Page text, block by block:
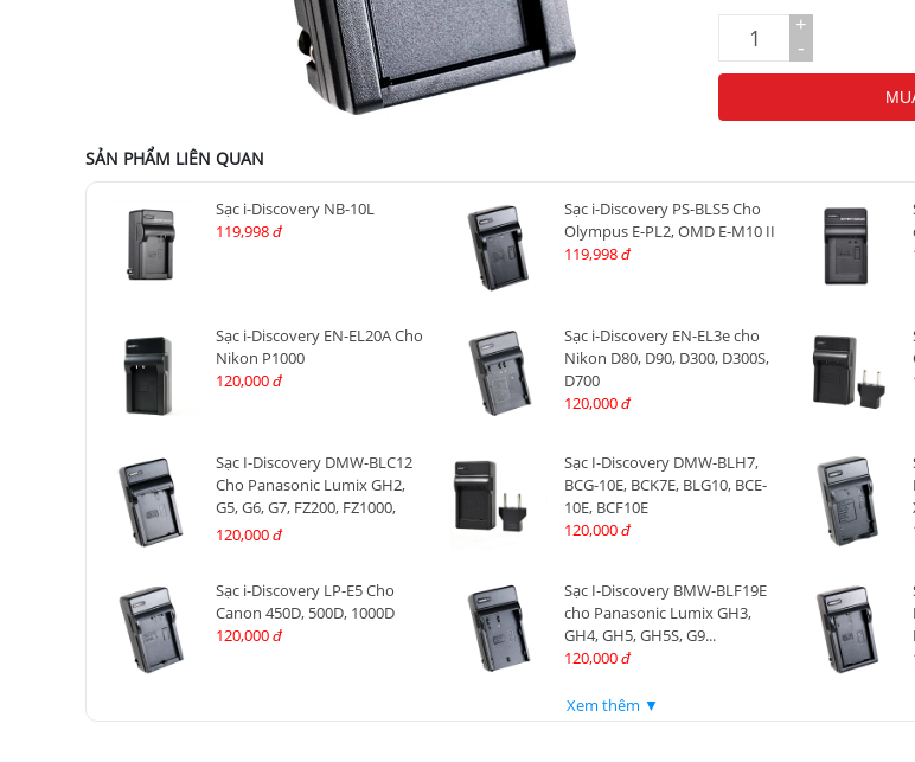
+
-
SẢN PHẨM LIÊN QUAN
Sạc i-Discovery NB-10L
119,998 đ
Sạc i-Discovery PS-BLS5 Cho
Olympus E-PL2, OMD E-M10 II
119,998 đ
Sạc i-Discovery EN-EL20A Cho
Nikon P1000
120,000 đ
Sạc i-Discovery EN-EL3e cho
Nikon D80, D90, D300, D300S,
D700
120,000 đ
Sạc I-Discovery DMW-BLC12
Cho Panasonic Lumix GH2,
G5, G6, G7, FZ200, FZ1000,
FZ2000, GX8, G80...
120,000 đ
Sạc I-Discovery DMW-BLH7,
BCG-10E, BCK7E, BLG10, BCE-
10E, BCF10E
120,000 đ
Sạc i-Discovery LP-E5 Cho
Canon 450D, 500D, 1000D
120,000 đ
Sạc I-Discovery BMW-BLF19E
cho Panasonic Lumix GH3,
GH4, GH5, GH5S, G9...
120,000 đ
Xem thêm ▼